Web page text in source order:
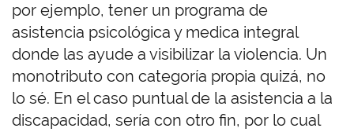
por ejemplo, tener un programa de
asistencia psicológica y medica integral
donde las ayude a visibilizar la violencia. Un
monotributo con categoría propia quizá, no
lo sé. En el caso puntual de la asistencia a la
discapacidad, sería con otro fin, por lo cual